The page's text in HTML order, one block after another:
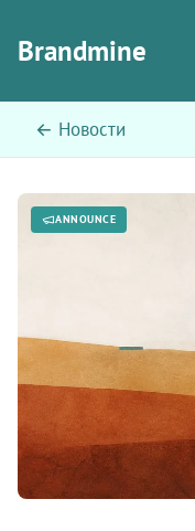
Brandmine
← Новости
ANNOUNCE